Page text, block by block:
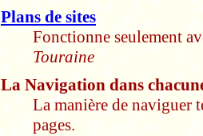
Plans de sites
Fonctionne seulement
Touraine
La Navigation dans
La manière de naviguer
pages.